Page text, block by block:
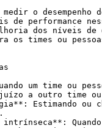
o desempenho
performance
dos níveis de
os times ou
um time ou
a outro time
Estimando ou